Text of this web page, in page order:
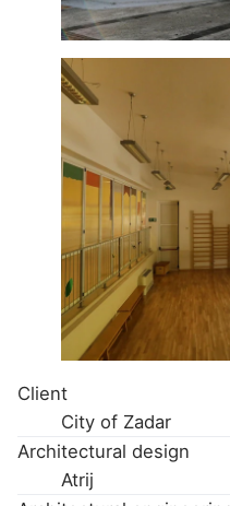
Client
City of Zadar
Architectural design
Atrij